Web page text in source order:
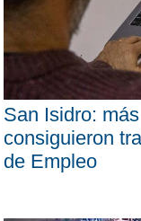
San Isidro:
consiguieron
de Empleo